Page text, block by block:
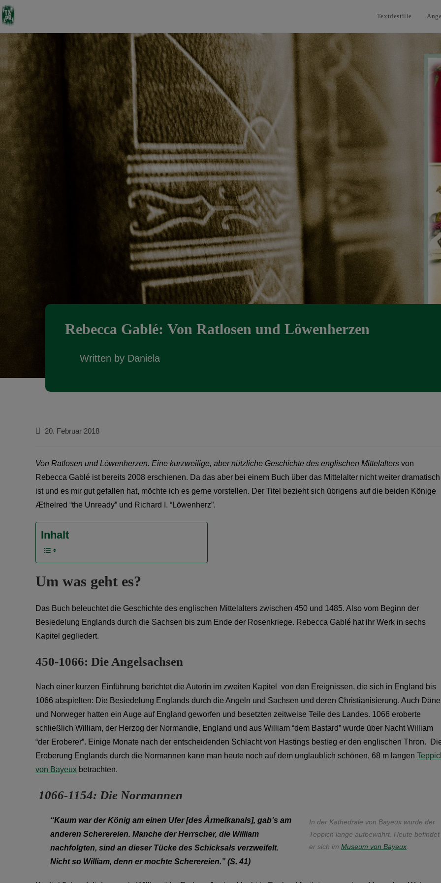
Textdestille
Rebecca Gablé: Von Ratlosen und Löwenherzen
Written by Daniela
20. Februar 2018
Von Ratlosen und Löwenherzen. Eine kurzweilige, aber nützliche Geschichte des englischen Mittelalters von
Rebecca Gablé ist bereits 2008 erschienen. Da das aber bei einem Buch über das Mittelalter nicht weiter dramatisch
ist und es mir gut gefallen hat, möchte ich es gerne vorstellen. Der Titel bezieht sich übrigens auf die beiden Könige
Æthelred “the Unready” und Richard I. “Löwenherz”.
Inhalt
Um was geht es?
Das Buch beleuchtet die Geschichte des englischen Mittelalters zwischen 450 und 1485. Also vom Beginn der
Besiedelung Englands durch die Sachsen bis zum Ende der Rosenkriege. Rebecca Gablé hat ihr Werk in sechs
Kapitel gegliedert.
450-1066: Die Angelsachsen
Nach einer kurzen Einführung berichtet die Autorin im zweiten Kapitel von den Ereignissen, die sich in England bis
1066 abspielten: Die Besiedelung Englands durch die Angeln und Sachsen und deren Christianisierung. Auch
und Norweger hatten ein Auge auf England geworfen und besetzten zeitweise Teile des Landes. 1066 eroberte
schließlich William, der Herzog der Normandie, England und aus William “dem Bastard” wurde über Nacht William
“der Eroberer”. Einige Monate nach der entscheidenden Schlacht von Hastings bestieg er den englischen Thron.
Eroberung Englands durch die Normannen kann man heute noch auf dem unglaublich schönen, 68 m langen
von Bayeux betrachten.
1066-1154: Die Normannen
In der Kathedrale von Bayeux wurde der
Teppich lange aufbewahrt. Heute befindet
er sich im Museum von Bayeux
“Kaum war der König am einen Ufer [des Ärmelkanals], gab’s am
anderen Scherereien. Manche der Herrscher, die William
nachfolgten, sind an dieser Tücke des Schicksals verzweifelt.
Nicht so William, denn er mochte Scherereien.” (S. 41)